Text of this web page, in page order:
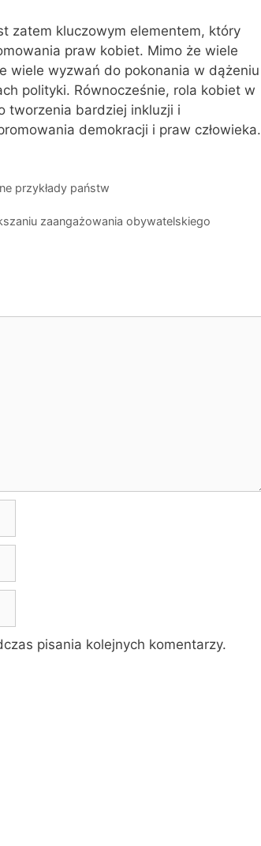
zatem kluczowym elementem, który
praw kobiet. Mimo że wiele
wiele wyzwań do pokonania w dążeniu
polityki. Równocześnie, rola kobiet w
tworzenia bardziej inkluzji i
demokracji i praw człowieka.
przykłady państw
zaangażowania obywatelskiego
pisania kolejnych komentarzy.